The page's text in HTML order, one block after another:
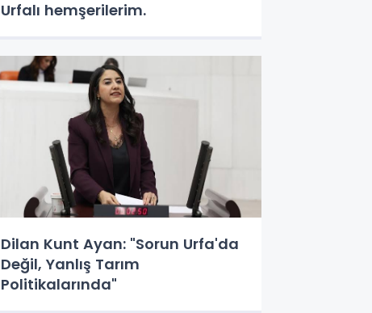
Urfalı hemşerilerim.
Dilan Kunt Ayan: "Sorun Urfa'da
Değil, Yanlış Tarım
Politikalarında"